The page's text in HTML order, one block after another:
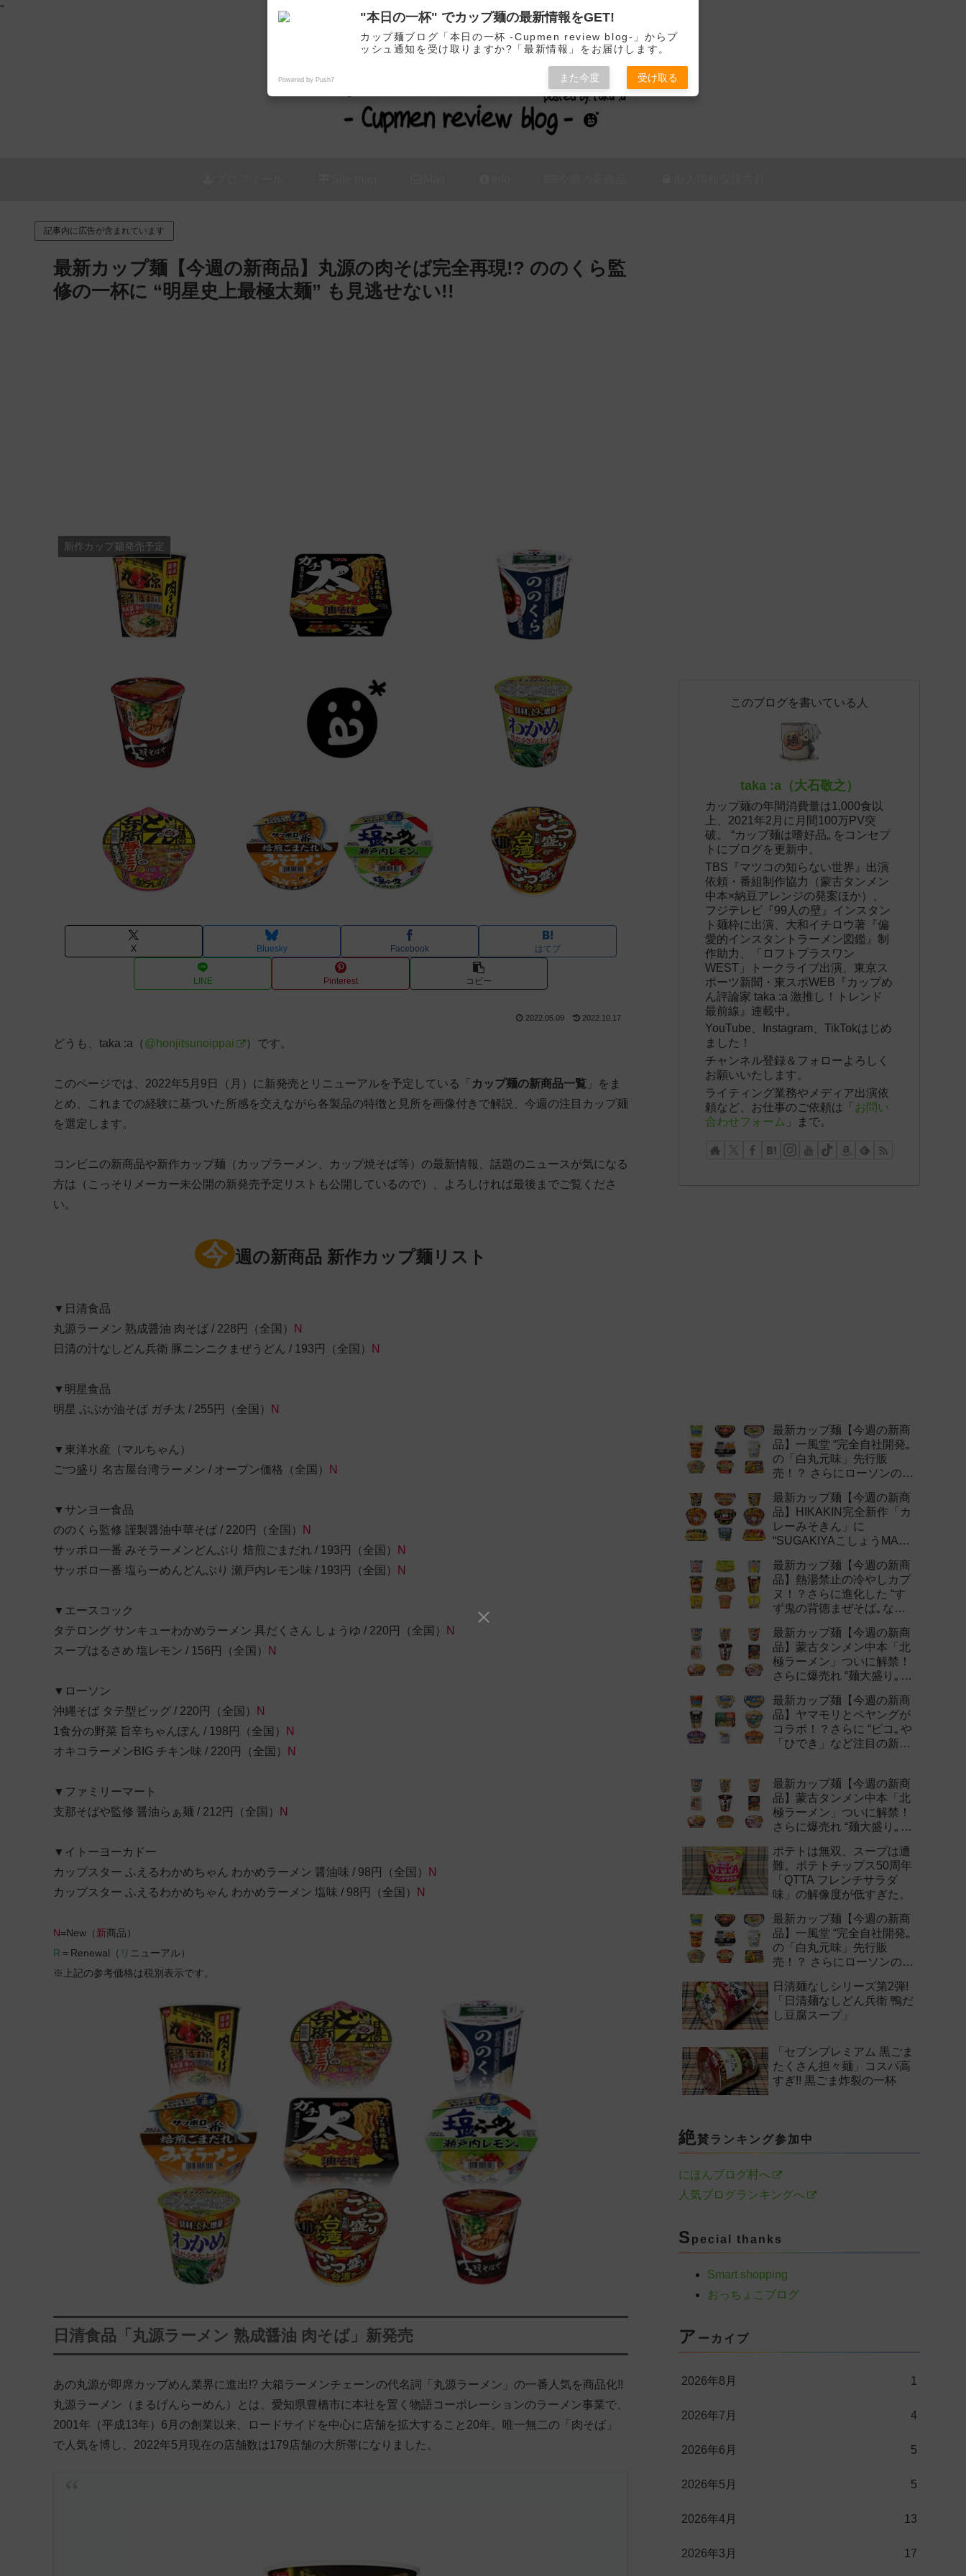
"
カップ麺の新商品をレビュー / アレンジするブログ
記事内に広告が含まれています
最新カップ麺【今週の新商品】丸源の肉そば完全再現!? ののくら監
修の一杯に “明星史上最極太麺” も見逃せない!!
新作カップ麺発売予定
X Bluesky Facebook はてブ
LINE Pinterest コピー
2022.05.09 2022.10.17
どうも、taka :a（ @honjitsunoippai ）です。
このページでは、2022年5月9日（月）に新発売とリニューアルを予定している「 カップ麺の新商品一覧 」をま
とめ、これまでの経験に基づいた所感を交えながら各製品の特徴と見所を画像付きで解説、今週の注目カップ麺
を選定します。
コンビニの新商品や新作カップ麺（カップラーメン、カップ焼そば等）の最新情報、話題のニュースが気になる
方は（こっそりメーカー未公開の新発売予定リストも公開しているので）、よろしければ最後までご覧くださ
い。
今 週の新商品 新作カップ麺リスト
▼日清食品
丸源ラーメン 熟成醤油 肉そば / 228円（全国）
N
日清の汁なしどん兵衛 豚ニンニクまぜうどん / 193円（全国）
N
▼明星食品
明星 ぶぶか油そば ガチ太 / 255円（全国）
N
▼東洋水産（マルちゃん）
ごつ盛り 名古屋台湾ラーメン / オープン価格（全国）
N
▼サンヨー食品
ののくら監修 謹製醤油中華そば / 220円（全国）
N
サッポロ一番 みそラーメンどんぶり 焙煎ごまだれ / 193円（全国）
N
サッポロ一番 塩らーめんどんぶり 瀬戸内レモン味 / 193円（全国） N
▼エースコック
タテロング サンキューわかめラーメン 具だくさん しょうゆ / 220円（全国）
N
スープはるさめ 塩レモン / 156円（全国）
N
▼ローソン
沖縄そば タテ型ビッグ / 220円
（全国）
N
1食分の野菜 旨辛ちゃんぽん / 198円
（全国）
N
オキコラーメンBIG チキン味 / 220円
（全国） N
▼ファミリーマート
支那そばや監修 醤油らぁ麺 / 212円（全国）
N
▼イトーヨーカドー
カップスター ふえるわかめちゃん わかめラーメン 醤油味 / 98円（全国）
N
カップスター ふえるわかめちゃん わかめラーメン 塩味 / 98円（全国）
N
N=New（新商品）
R ＝Renewal（ リ ニューアル）
※上記の参考価格は税別表示です。
日清食品「丸源ラーメン 熟成醤油 肉そば」新発売
あの丸源が即席カップめん業界に進出!? 大箱ラーメンチェーンの代名詞「丸源ラーメン」の一番人気を商品化!!
丸源ラーメン（まるげんらーめん）とは、愛知県豊橋市に本社を置く物語コーポレーションのラーメン事業で、
2001年（平成13年）6月の創業以来、ロードサイドを中心に店舗を拡大すること20年。唯一無二の「肉そば」
で人気を博し、2022年5月現在の店舗数は179店舗の大所帯になりました。
このブログを書いている人
taka :a（大石敬之）
カップ麺の年間消費量は1,000食以
上、2021年2月に月間100万PV突
破。 “カップ麺は嗜好品„ をコンセプ
トにブログを更新中。
TBS『マツコの知らない世界』出演
依頼・番組制作協力（蒙古タンメン
中本×納豆アレンジの発案ほか）、
フジテレビ『99人の壁』インスタン
ト麺枠に出演、大和イチロウ著『偏
愛的インスタントラーメン図鑑』制
作助力、「ロフトプラスワン
WEST」トークライブ出演、東京ス
ポーツ新聞・東スポWEB『カップめ
ん評論家 taka :a 激推し！トレンド
最前線』連載中。
YouTube、Instagram、TikTokはじめ
ました！
チャンネル登録＆フォローよろしく
お願いいたします。
ライティング業務やメディア出演依
頼など、お仕事のご依頼は「 お問い
合わせフォーム 」まで。
最新カップ麺【今週の新商
品】一風堂 “完全自社開発„
の「白丸元味」先行販
売！？ さらにローソンの激
新作まとめ！
最新カップ麺【今週の新商
品】HIKAKIN完全新作「カ
レーみそきん」に
“SUGAKIYAこしょうMAX„
最新カップ麺【今週の新商
品】熱湯禁止の冷やしカプ
ヌ！？さらに進化した “す
ず鬼の背徳まぜそば„ など
最新カップ麺【今週の新商
品】蒙古タンメン中本「北
極ラーメン」ついに解禁！
さらに爆売れ “麺大盛り„ シ
作まとめ！
最新カップ麺【今週の新商
品】ヤマモリとペヤングが
コラボ！？さらに “ピコ„ や
「ひでき」など注目の新作
最新カップ麺【今週の新商
品】蒙古タンメン中本「北
極ラーメン」ついに解禁！
さらに爆売れ “麺大盛り„ シ
作まとめ！
ポテトは無双、スープは遭
難。ポテトチップス50周年
「QTTA フレンチサラダ
味」の解像度が低すぎた。
最新カップ麺【今週の新商
品】一風堂 “完全自社開発„
の「白丸元味」先行販
売！？ さらにローソンの激
新作まとめ！
日清麺なしシリーズ第2弾!
「日清麺なしどん兵衛 鴨だ
し豆腐スープ」
「セブンプレミアム 黒ごま
たくさん担々麺」コスパ高
すぎ!! 黒ごま炸裂の一杯
絶賛ランキング参加中
にほんブログ村へ
人気ブログランキングへ
S pecial thanks
Smart shopping
おっちょこブログ
ア ーカイブ
2026年8月 1
2026年7月 4
2026年6月 5
2026年5月 5
2026年4月 13
2026年3月 17
"本日の一杯" でカップ麺の最新情報をGET!
カップ麺ブログ「本日の一杯 -Cupmen review blog-」からプ
ッシュ通知を受け取りますか?「最新情報」をお届けします。
Powered by Push7 また今度 受け取る